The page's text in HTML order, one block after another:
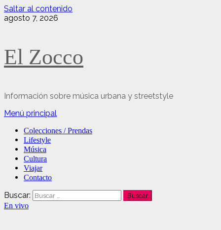
Saltar al contenido
agosto 7, 2026
El Zocco
Información sobre música urbana y streetstyle
Menú principal
Colecciones / Prendas
Lifestyle
Música
Cultura
Viajar
Contacto
Buscar:
En vivo